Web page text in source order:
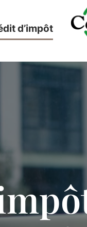
d’impôt